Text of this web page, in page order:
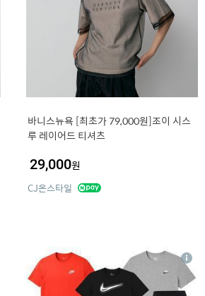
바니스뉴욕 [최초가 79,000원]조이 시스
루 레이어드 티셔츠
29,000원
CJ온스타일
11
상
세